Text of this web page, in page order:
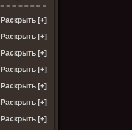
Раскрыть [+]
Раскрыть [+]
Раскрыть [+]
Раскрыть [+]
Раскрыть [+]
Раскрыть [+]
Раскрыть [+]